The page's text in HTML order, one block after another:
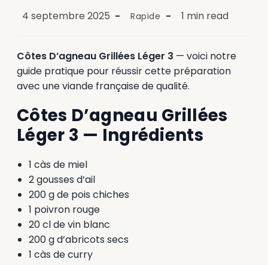
4 septembre 2025 Rapide 1 min read
Côtes D’agneau Grillées Léger 3 — voici notre
guide pratique pour réussir cette préparation
avec une viande française de qualité.
Côtes D’agneau Grillées
Léger 3 — Ingrédients
1 càs de miel
2 gousses d’ail
200 g de pois chiches
1 poivron rouge
20 cl de vin blanc
200 g d’abricots secs
1 càs de curry